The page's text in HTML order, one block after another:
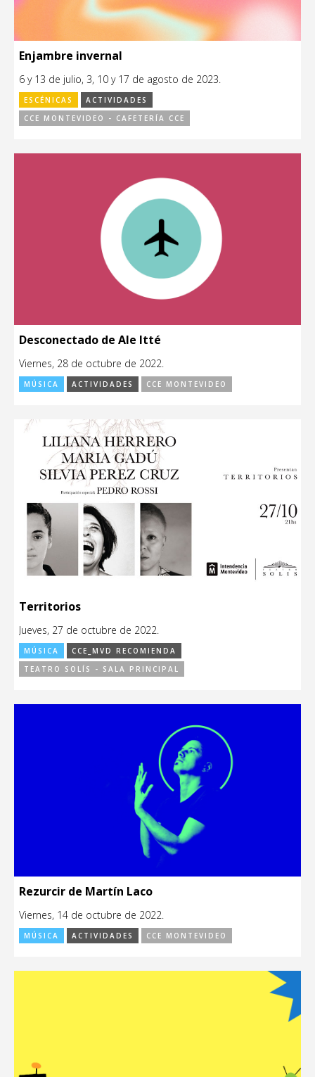
Enjambre invernal
6 y 13 de julio, 3, 10 y 17 de agosto de 2023.
ESCÉNICAS
ACTIVIDADES
CCE MONTEVIDEO - CAFETERÍA CCE
Desconectado de Ale Itté
Viernes, 28 de octubre de 2022.
MÚSICA ACTIVIDADES CCE MONTEVIDEO
Territorios
Jueves, 27 de octubre de 2022.
MÚSICA
CCE_MVD RECOMIENDA
TEATRO SOLÍS - SALA PRINCIPAL
Rezurcir de Martín Laco
Viernes, 14 de octubre de 2022.
MÚSICA ACTIVIDADES CCE MONTEVIDEO